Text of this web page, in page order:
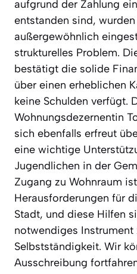
aufgrund der Zahlung
entstanden sind,
außergewöhnlich
strukturelles Problem.
bestätigt die solide
über einen erheblichen
keine Schulden verfügt.
Wohnungsdezernentin
sich ebenfalls erfreut
eine wichtige
Jugendlichen in der
Zugang zu Wohnraum
Herausforderungen für
Stadt, und diese Hilfen
notwendiges Instrument
Selbstständigkeit. Wir
Ausschreibung